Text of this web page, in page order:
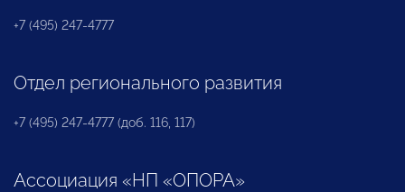
+7 (495) 247-4777
Отдел регионального развития
+7 (495) 247-4777 (доб. 116, 117)
Ассоциация «НП «ОПОРА»